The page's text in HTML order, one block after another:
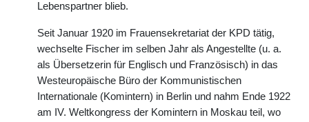
Lebenspartner blieb.
Seit Januar 1920 im Frauensekretariat der KPD tätig,
wechselte Fischer im selben Jahr als Angestellte (u. a.
als Übersetzerin für Englisch und Französisch) in das
Westeuropäische Büro der Kommunistischen
Internationale (Komintern) in Berlin und nahm Ende 1922
am IV. Weltkongress der Komintern in Moskau teil, wo